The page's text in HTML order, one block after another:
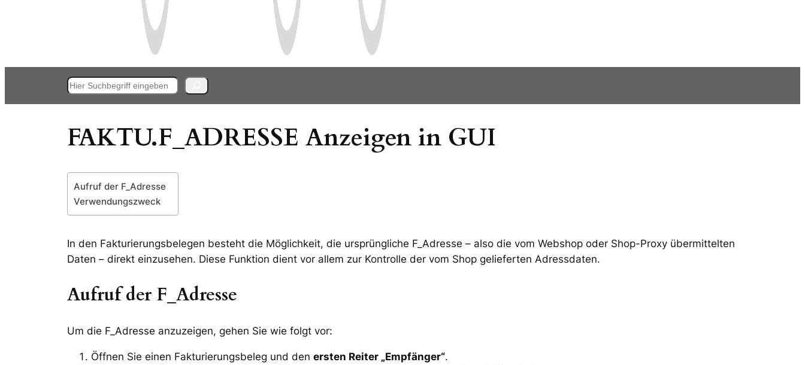
Suchen
FAKTU.F_ADRESSE Anzeigen in GUI
Aufruf der F_Adresse
Verwendungszweck
In den Fakturierungsbelegen besteht die Möglichkeit, die ursprüngliche F_Adresse – also die vom Webshop oder Shop-Proxy übermittelten
Daten – direkt einzusehen. Diese Funktion dient vor allem zur Kontrolle der vom Shop gelieferten Adressdaten.
Aufruf der F_Adresse
Um die F_Adresse anzuzeigen, gehen Sie wie folgt vor:
Öffnen Sie einen Fakturierungsbeleg und den ersten Reiter „Empfänger“.